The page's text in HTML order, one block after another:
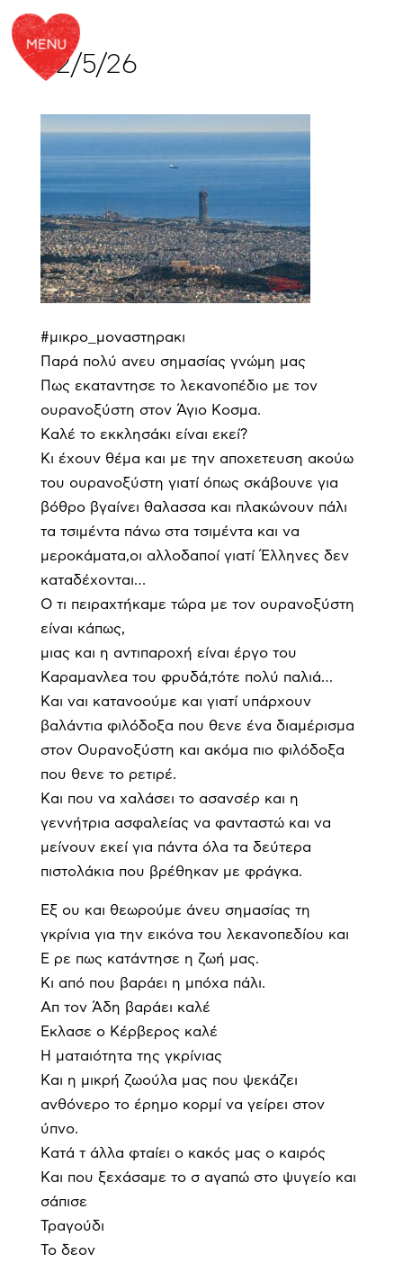
22/5/26
#μικρο_μοναστηρακι
Παρά πολύ ανευ σημασίας γνώμη μας
Πως εκαταντησε το λεκανοπέδιο με τον
ουρανοξύστη στον Άγιο Κοσμα.
Καλέ το εκκλησάκι είναι εκεί?
Κι έχουν θέμα και με την αποχετευση ακούω
του ουρανοξύστη γιατί όπως σκάβουνε για
βόθρο βγαίνει θαλασσα και πλακώνουν πάλι
τα τσιμέντα πάνω στα τσιμέντα και να
μεροκάματα,οι αλλοδαποί γιατί Έλληνες δεν
καταδέχονται…
Ο τι πειραχτήκαμε τώρα με τον ουρανοξύστη
είναι κάπως,
μιας και η αντιπαροχή είναι έργο του
Καραμανλεα του φρυδά,τότε πολύ παλιά…
Και ναι κατανοούμε και γιατί υπάρχουν
βαλάντια φιλόδοξα που θενε ένα διαμέρισμα
στον Ουρανοξύστη και ακόμα πιο φιλόδοξα
που θενε το ρετιρέ.
Και που να χαλάσει το ασανσέρ και η
γεννήτρια ασφαλείας να φανταστώ και να
μείνουν εκεί για πάντα όλα τα δεύτερα
πιστολάκια που βρέθηκαν με φράγκα.
Εξ ου και θεωρούμε άνευ σημασίας τη
γκρίνια για την εικόνα του λεκανοπεδίου και
Ε ρε πως κατάντησε η ζωή μας.
Κι από που βαράει η μπόχα πάλι.
Απ τον Άδη βαράει καλέ
Εκλασε ο Κέρβερος καλέ
Η ματαιότητα της γκρίνιας
Και η μικρή ζωούλα μας που ψεκάζει
ανθόνερο το έρημο κορμί να γείρει στον
ύπνο.
Κατά τ άλλα φταίει ο κακός μας ο καιρός
Και που ξεχάσαμε το σ αγαπώ στο ψυγείο και
σάπισε
Τραγούδι
Το δεον